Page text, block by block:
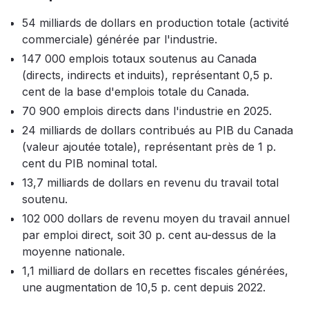
54 milliards de dollars en production totale (activité
commerciale) générée par l'industrie.
147 000 emplois totaux soutenus au Canada
(directs, indirects et induits), représentant 0,5 p.
cent de la base d'emplois totale du Canada.
70 900 emplois directs dans l'industrie en 2025.
24 milliards de dollars contribués au PIB du Canada
(valeur ajoutée totale), représentant près de 1 p.
cent du PIB nominal total.
13,7 milliards de dollars en revenu du travail total
soutenu.
102 000 dollars de revenu moyen du travail annuel
par emploi direct, soit 30 p. cent au-dessus de la
moyenne nationale.
1,1 milliard de dollars en recettes fiscales générées,
une augmentation de 10,5 p. cent depuis 2022.